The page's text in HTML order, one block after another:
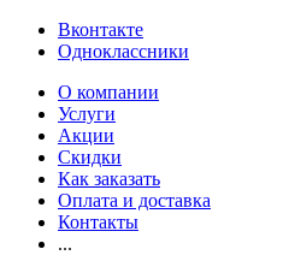
Вконтакте
Одноклассники
О компании
Услуги
Акции
Скидки
Как заказать
Оплата и доставка
Контакты
...